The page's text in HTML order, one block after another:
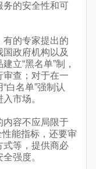
务的安全性和可
的专家提出的
政府机构以及
立“黑名单”制，
审查；对于在一
白名单”强制认
市场。
容不应局限于
能指标，还要审
式等，提供商必
强度。